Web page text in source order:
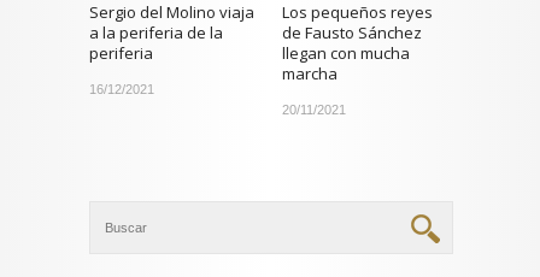
Sergio del Molino viaja
a la periferia de la
periferia
16/12/2021
Los pequeños reyes
de Fausto Sánchez
llegan con mucha
marcha
20/11/2021